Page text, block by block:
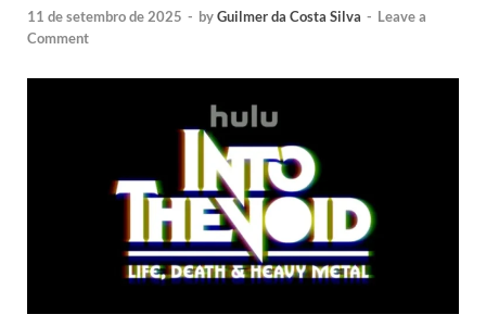
11 de setembro de 2025 - byGuilmer da Costa Silva - Leave a
Comment